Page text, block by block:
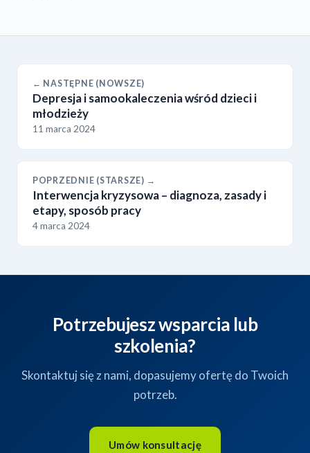
← NASTĘPNE (NOWSZE)
Depresja i samookaleczenia wśród dzieci i
młodzieży
11 marca 2024
POPRZEDNIE (STARSZE) →
Interwencja kryzysowa – diagnoza, zasady i
etapy, sposób pracy
4 marca 2024
Potrzebujesz wsparcia lub
szkolenia?
Skontaktuj się z nami, dopasujemy ofertę do Twoich
potrzeb.
Umów konsultację